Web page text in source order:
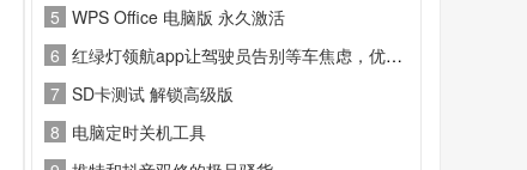
5 WPS Office 电脑版 永久激活
6 红绿灯领航app让驾驶员告别等车焦虑，优化驾驶节奏，助力车辆轻松过灯
7 SD卡测试 解锁高级版
8 电脑定时关机工具